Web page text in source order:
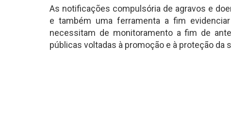
As notificações compulsória de agravos e
e também uma ferramenta a fim
necessitam de monitoramento a fim de
públicas voltadas à promoção e à proteção da